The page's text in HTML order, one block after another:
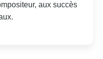
aux succès